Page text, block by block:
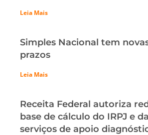
Leia Mais
Simples Nacional tem
prazos
Leia Mais
Receita Federal autoriza
base de cálculo do IRPJ e
serviços de apoio